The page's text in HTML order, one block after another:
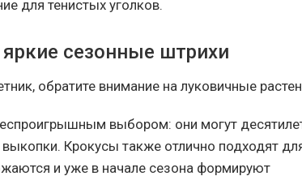
для тенистых уголков.
сезонные штрихи
обратите внимание на луковичные
выбором: они могут
Крокусы также отлично подходят
и уже в начале сезона формируют